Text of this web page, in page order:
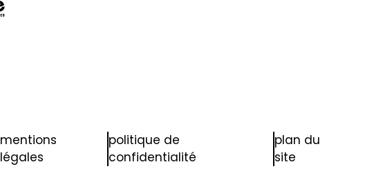
mentions
légales
politique de
confidentialité
plan du
site